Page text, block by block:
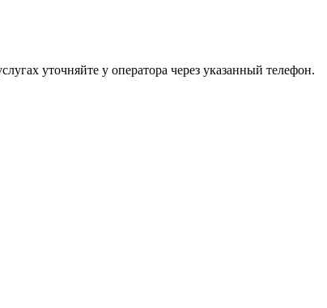
уточняйте у оператора через указанный телефон.